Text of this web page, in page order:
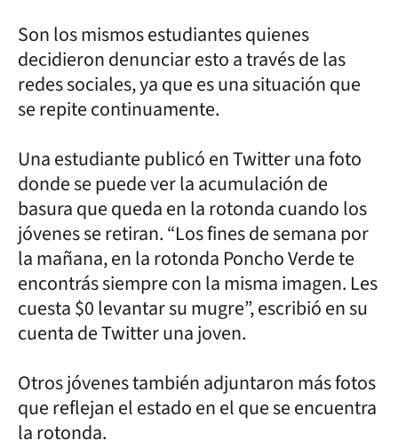
Son los mismos estudiantes quienes
decidieron denunciar esto a través de las
redes sociales, ya que es una situación que
se repite continuamente.
Una estudiante publicó en Twitter una foto
donde se puede ver la acumulación de
basura que queda en la rotonda cuando los
jóvenes se retiran. “Los fines de semana por
la mañana, en la rotonda Poncho Verde te
encontrás siempre con la misma imagen. Les
cuesta $0 levantar su mugre”, escribió en su
cuenta de Twitter una joven.
Otros jóvenes también adjuntaron más fotos
que reflejan el estado en el que se encuentra
la rotonda.